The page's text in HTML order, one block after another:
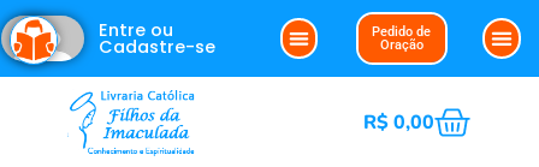
Entre ou
Cadastre-se
Pedido de
Oração
R$0,00